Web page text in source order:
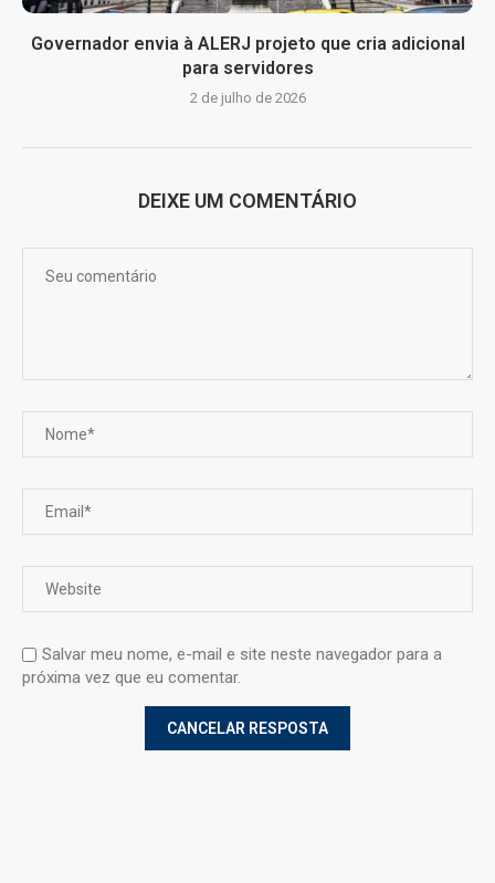
Governador envia à ALERJ projeto que cria adicional
para servidores
2 de julho de 2026
DEIXE UM COMENTÁRIO
Salvar meu nome, e-mail e site neste navegador para a
próxima vez que eu comentar.